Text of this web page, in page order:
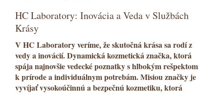
HC Laboratory: Inovácia a Veda v Službách
Krásy
V HC Laboratory veríme, že skutočná krása sa rodí z
vedy a inovácií.Dynamická kozmetická značka, ktorá
spája najnovšie vedecké poznatky s hlbokým rešpektom
k prírode a individuálnym potrebám. Misiou značky je
vyvíjať vysokoúčinnú abezpečnú kozmetiku, ktorá